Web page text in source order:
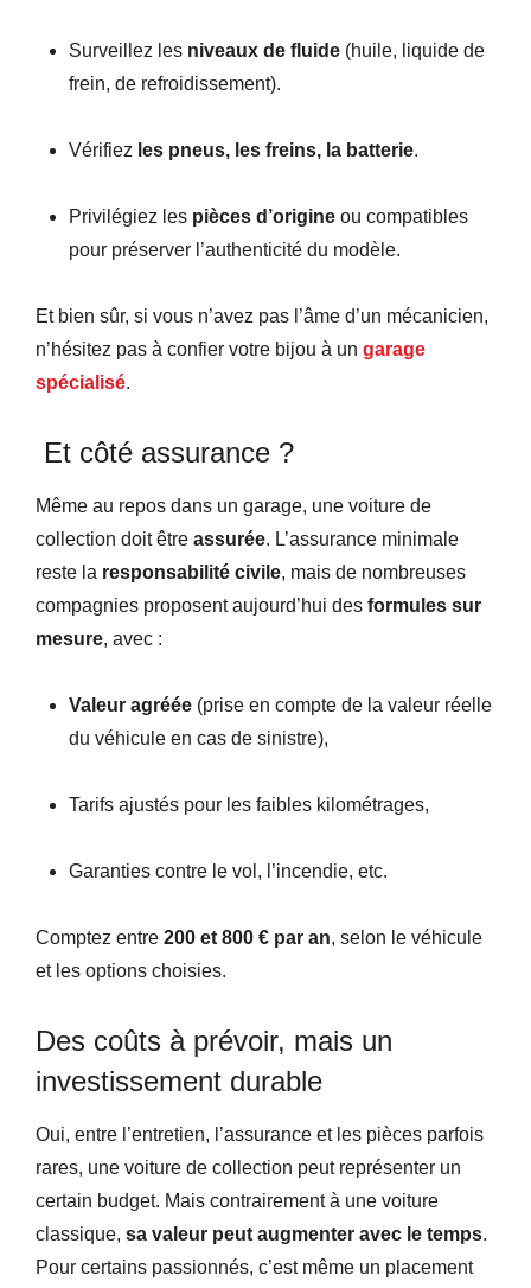
Surveillez les niveaux de fluide (huile, liquide de
frein, de refroidissement).
Vérifiez les pneus, les freins, la batterie.
Privilégiez les pièces d’origine ou compatibles
pour préserver l’authenticité du modèle.
Et bien sûr, si vous n’avez pas l’âme d’un mécanicien,
n’hésitez pas à confier votre bijou à un garage
spécialisé.
Et côté assurance ?
Même au repos dans un garage, une voiture de
collection doit être assurée. L’assurance minimale
reste la responsabilité civile, mais de nombreuses
compagnies proposent aujourd’hui des formules sur
mesure, avec :
Valeur agréée (prise en compte de la valeur réelle
du véhicule en cas de sinistre),
Tarifs ajustés pour les faibles kilométrages,
Garanties contre le vol, l’incendie, etc.
Comptez entre 200 et 800 € par an, selon le véhicule
et les options choisies.
Des coûts à prévoir, mais un
investissement durable
Oui, entre l’entretien, l’assurance et les pièces parfois
rares, une voiture de collection peut représenter un
certain budget. Mais contrairement à une voiture
classique, sa valeur peut augmenter avec le temps.
Pour certains passionnés, c’est même un placement